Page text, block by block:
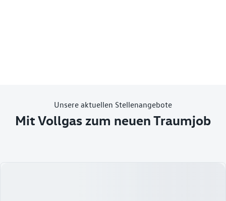
Unsere aktuellen Stellenangebote
Mit Vollgas zum neuen Traumjob